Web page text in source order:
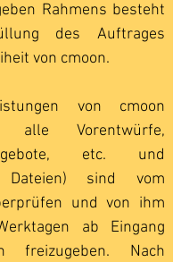
Rahmens besteht
des Auftrages
von cmoon.
von cmoon
alle Vorentwürfe,
etc. und
Dateien) sind vom
und von ihm
ab Eingang
freizugeben. Nach